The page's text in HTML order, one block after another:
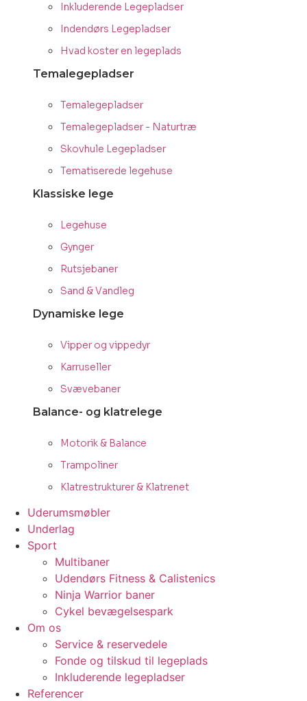
Inkluderende Legepladser
Indendørs Legepladser
Hvad koster en legeplads
Temalegepladser
Temalegepladser
Temalegepladser - Naturtræ
Skovhule Legepladser
Tematiserede legehuse
Klassiske lege
Legehuse
Gynger
Rutsjebaner
Sand & Vandleg
Dynamiske lege
Vipper og vippedyr
Karruseller
Svævebaner
Balance- og klatrelege
Motorik & Balance
Trampoliner
Klatrestrukturer & Klatrenet
Uderumsmøbler
Underlag
Sport
Multibaner
Udendørs Fitness & Calistenics
Ninja Warrior baner
Cykel bevægelsespark
Om os
Service & reservedele
Fonde og tilskud til legeplads
Inkluderende legepladser
Referencer